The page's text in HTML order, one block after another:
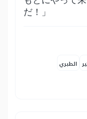
だ！」
الطبري